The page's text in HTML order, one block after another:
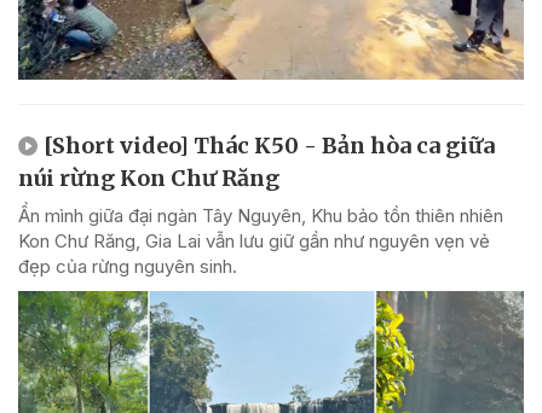
[Short video] Thác K50 - Bản hòa ca giữa
núi rừng Kon Chư Răng
Ẩn mình giữa đại ngàn Tây Nguyên, Khu bảo tồn thiên nhiên
Kon Chư Răng, Gia Lai vẫn lưu giữ gần như nguyên vẹn vẻ
đẹp của rừng nguyên sinh.